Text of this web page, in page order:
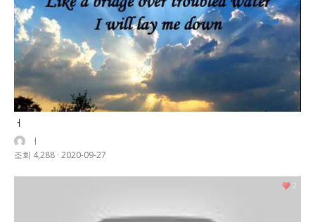
ㅓ
ㅓ
조회 4,288 · 2020-09-27
2